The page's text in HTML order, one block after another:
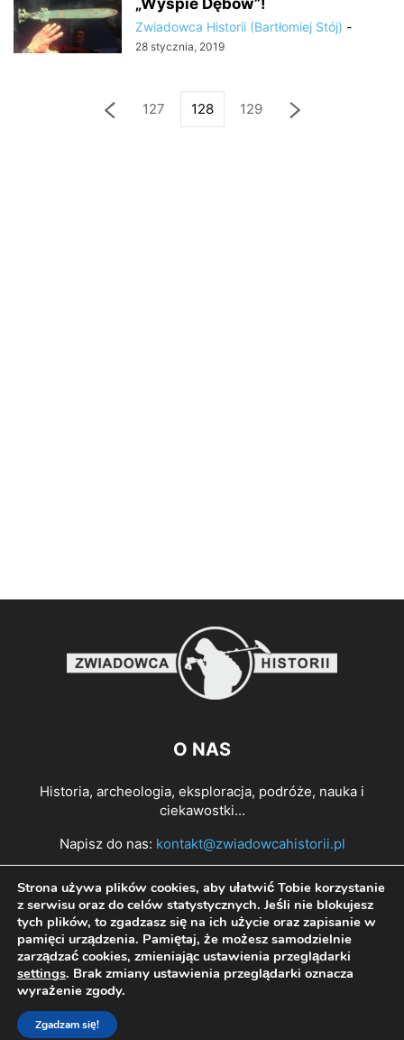
„Wyspie Dębów”!
Zwiadowca Historii (Bartłomiej Stój) -
28 stycznia, 2019
127 128 129
O NAS
Historia, archeologia, eksploracja, podróże, nauka i
ciekawostki...
Napisz do nas: kontakt@zwiadowcahistorii.pl
PODĄŻAJ ZA NAMI
© All right reserved Zwiadowca Historii 2022
Strona używa plików cookies, aby ułatwić Tobie korzystanie
z serwisu oraz do celów statystycznych. Jeśli nie blokujesz
tych plików, to zgadzasz się na ich użycie oraz zapisanie w
pamięci urządzenia. Pamiętaj, że możesz samodzielnie
zarządzać cookies, zmieniając ustawienia przeglądarki
settings. Brak zmiany ustawienia przeglądarki oznacza
wyrażenie zgody.
Zgadzam się!